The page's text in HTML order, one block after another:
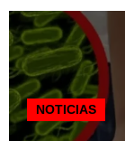
NOTICIAS